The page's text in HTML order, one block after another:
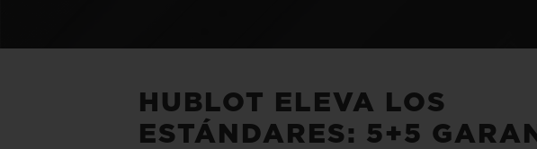
HUBLOT ELEVA LOS
ESTÁNDARES: 5+5